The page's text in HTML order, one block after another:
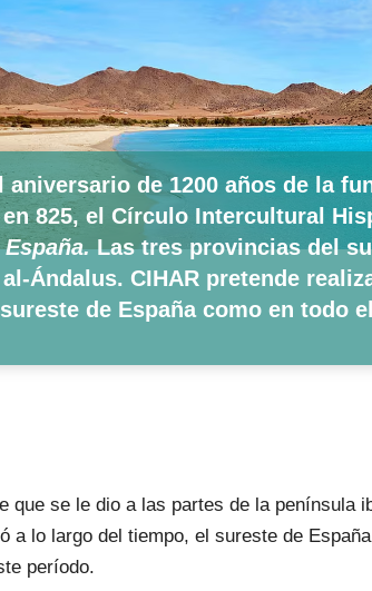
aniversario de 1200 años de la
825, el Círculo Intercultural
Las tres provincias del
Ándalus. CIHAR pretende
sureste de España como en todo
que se le dio a las partes de la
a lo largo del tiempo, el sureste de
período.